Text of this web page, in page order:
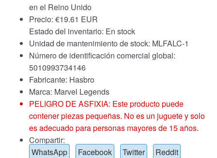
en el Reino Unido
Precio: €19.61 EUR
Estado del inventario: En stock
Unidad de mantenimiento de stock: MLFALC-1
Número de identificación comercial global:
5010993734146
Fabricante: Hasbro
Marca: Marvel Legends
PELIGRO DE ASFIXIA: Este producto puede
contener piezas pequeñas. No es un juguete y solo
es adecuado para personas mayores de 15 años.
Compartir:
WhatsApp
Facebook Twitter Reddit